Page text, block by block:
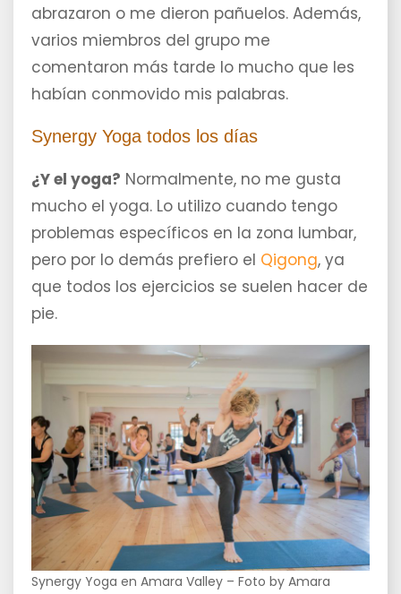
abrazaron o me dieron pañuelos. Además,
varios miembros del grupo me
comentaron más tarde lo mucho que les
habían conmovido mis palabras.
Synergy Yoga todos los días
¿Y el yoga? Normalmente, no me gusta
mucho el yoga. Lo utilizo cuando tengo
problemas específicos en la zona lumbar,
pero por lo demás prefiero el Qigong, ya
que todos los ejercicios se suelen hacer de
pie.
Synergy Yoga en Amara Valley – Foto by Amara